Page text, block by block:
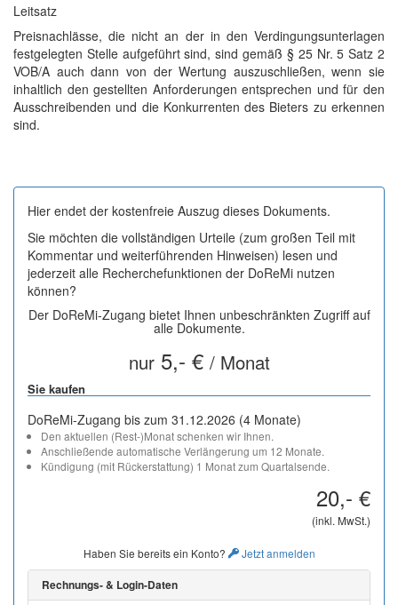
Leitsatz
Preisnachlässe, die nicht an der in den Verdingungsunterlagen
festgelegten Stelle aufgeführt sind, sind gemäß § 25 Nr. 5 Satz 2
VOB/A auch dann von der Wertung auszuschließen, wenn sie
inhaltlich den gestellten Anforderungen entsprechen und für den
Ausschreibenden und die Konkurrenten des Bieters zu erkennen
sind.
Hier endet der kostenfreie Auszug dieses Dokuments.
Sie möchten die vollständigen Urteile (zum großen Teil mit
Kommentar und weiterführenden Hinweisen) lesen und
jederzeit alle Recherchefunktionen der DoReMi nutzen
können?
Der DoReMi-Zugang bietet Ihnen unbeschränkten Zugriff auf
alle Dokumente.
nur5,- € / Monat
Sie kaufen
DoReMi-Zugang bis zum 31.12.2026 (4 Monate)
Den aktuellen (Rest-)Monat schenken wir Ihnen.
Anschließende automatische Verlängerung um 12 Monate.
Kündigung (mit Rückerstattung) 1 Monat zum Quartalsende.
20,- €
(inkl. MwSt.)
Haben Sie bereits ein Konto? Jetzt anmelden
Rechnungs- & Login-Daten